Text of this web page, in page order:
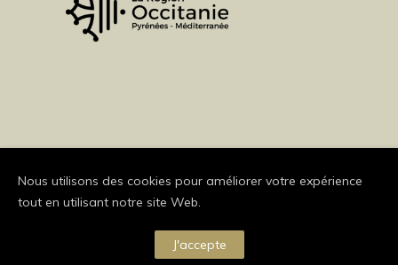
Copyright Brand Exponents 2014. All Rights Reserved
Nous utilisons des cookies pour améliorer votre expérience
tout en utilisant notre site Web.
J'accepte